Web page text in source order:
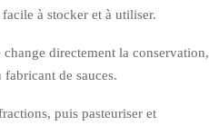
à stocker et à utiliser.
directement la conservation,
de sauces.
puis pasteuriser et